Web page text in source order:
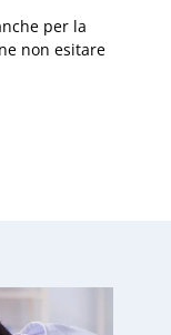
per la
non esitare